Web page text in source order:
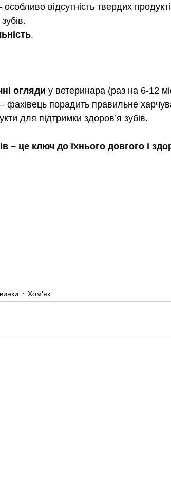
особливо відсутність твердих
.
огляди у ветеринара (раз на 6-12
– фахівець порадить правильне
для підтримки здоров’я зубів.
– це ключ до їхнього довгого і
Хом'як